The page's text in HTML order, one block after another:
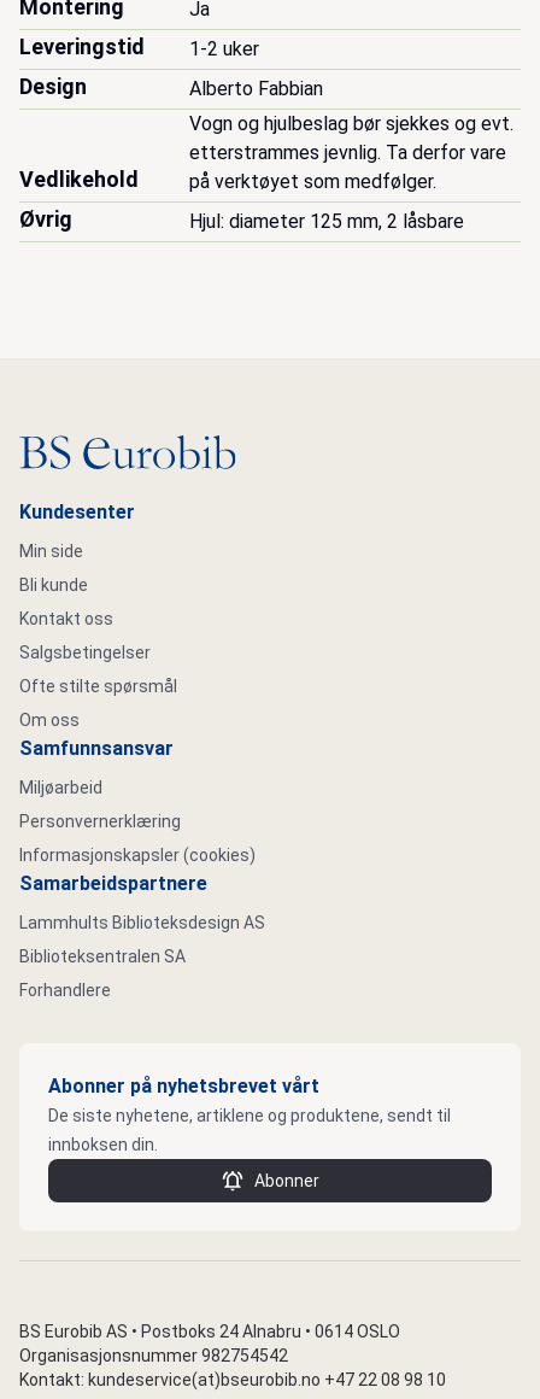
Montering Ja
Leveringstid 1-2 uker
Design Alberto Fabbian
Vedlikehold
Vogn og hjulbeslag bør sjekkes og evt.
etterstrammes jevnlig. Ta derfor vare
på verktøyet som medfølger.
Øvrig Hjul: diameter 125 mm, 2 låsbare
Gå til hovedsiden
Kundesenter
Min side
Bli kunde
Kontakt oss
Salgsbetingelser
Ofte stilte spørsmål
Om oss
Samfunnsansvar
Miljøarbeid
Personvernerklæring
Informasjonskapsler (cookies)
Samarbeidspartnere
Lammhults Biblioteksdesign AS
Biblioteksentralen SA
Forhandlere
Abonner på nyhetsbrevet vårt
De siste nyhetene, artiklene og produktene, sendt til
innboksen din.
Abonner
BS Eurobib AS • Postboks 24 Alnabru • 0614 OSLO
Organisasjonsnummer 982754542
Kontakt: kundeservice(at)bseurobib.no +47 22 08 98 10